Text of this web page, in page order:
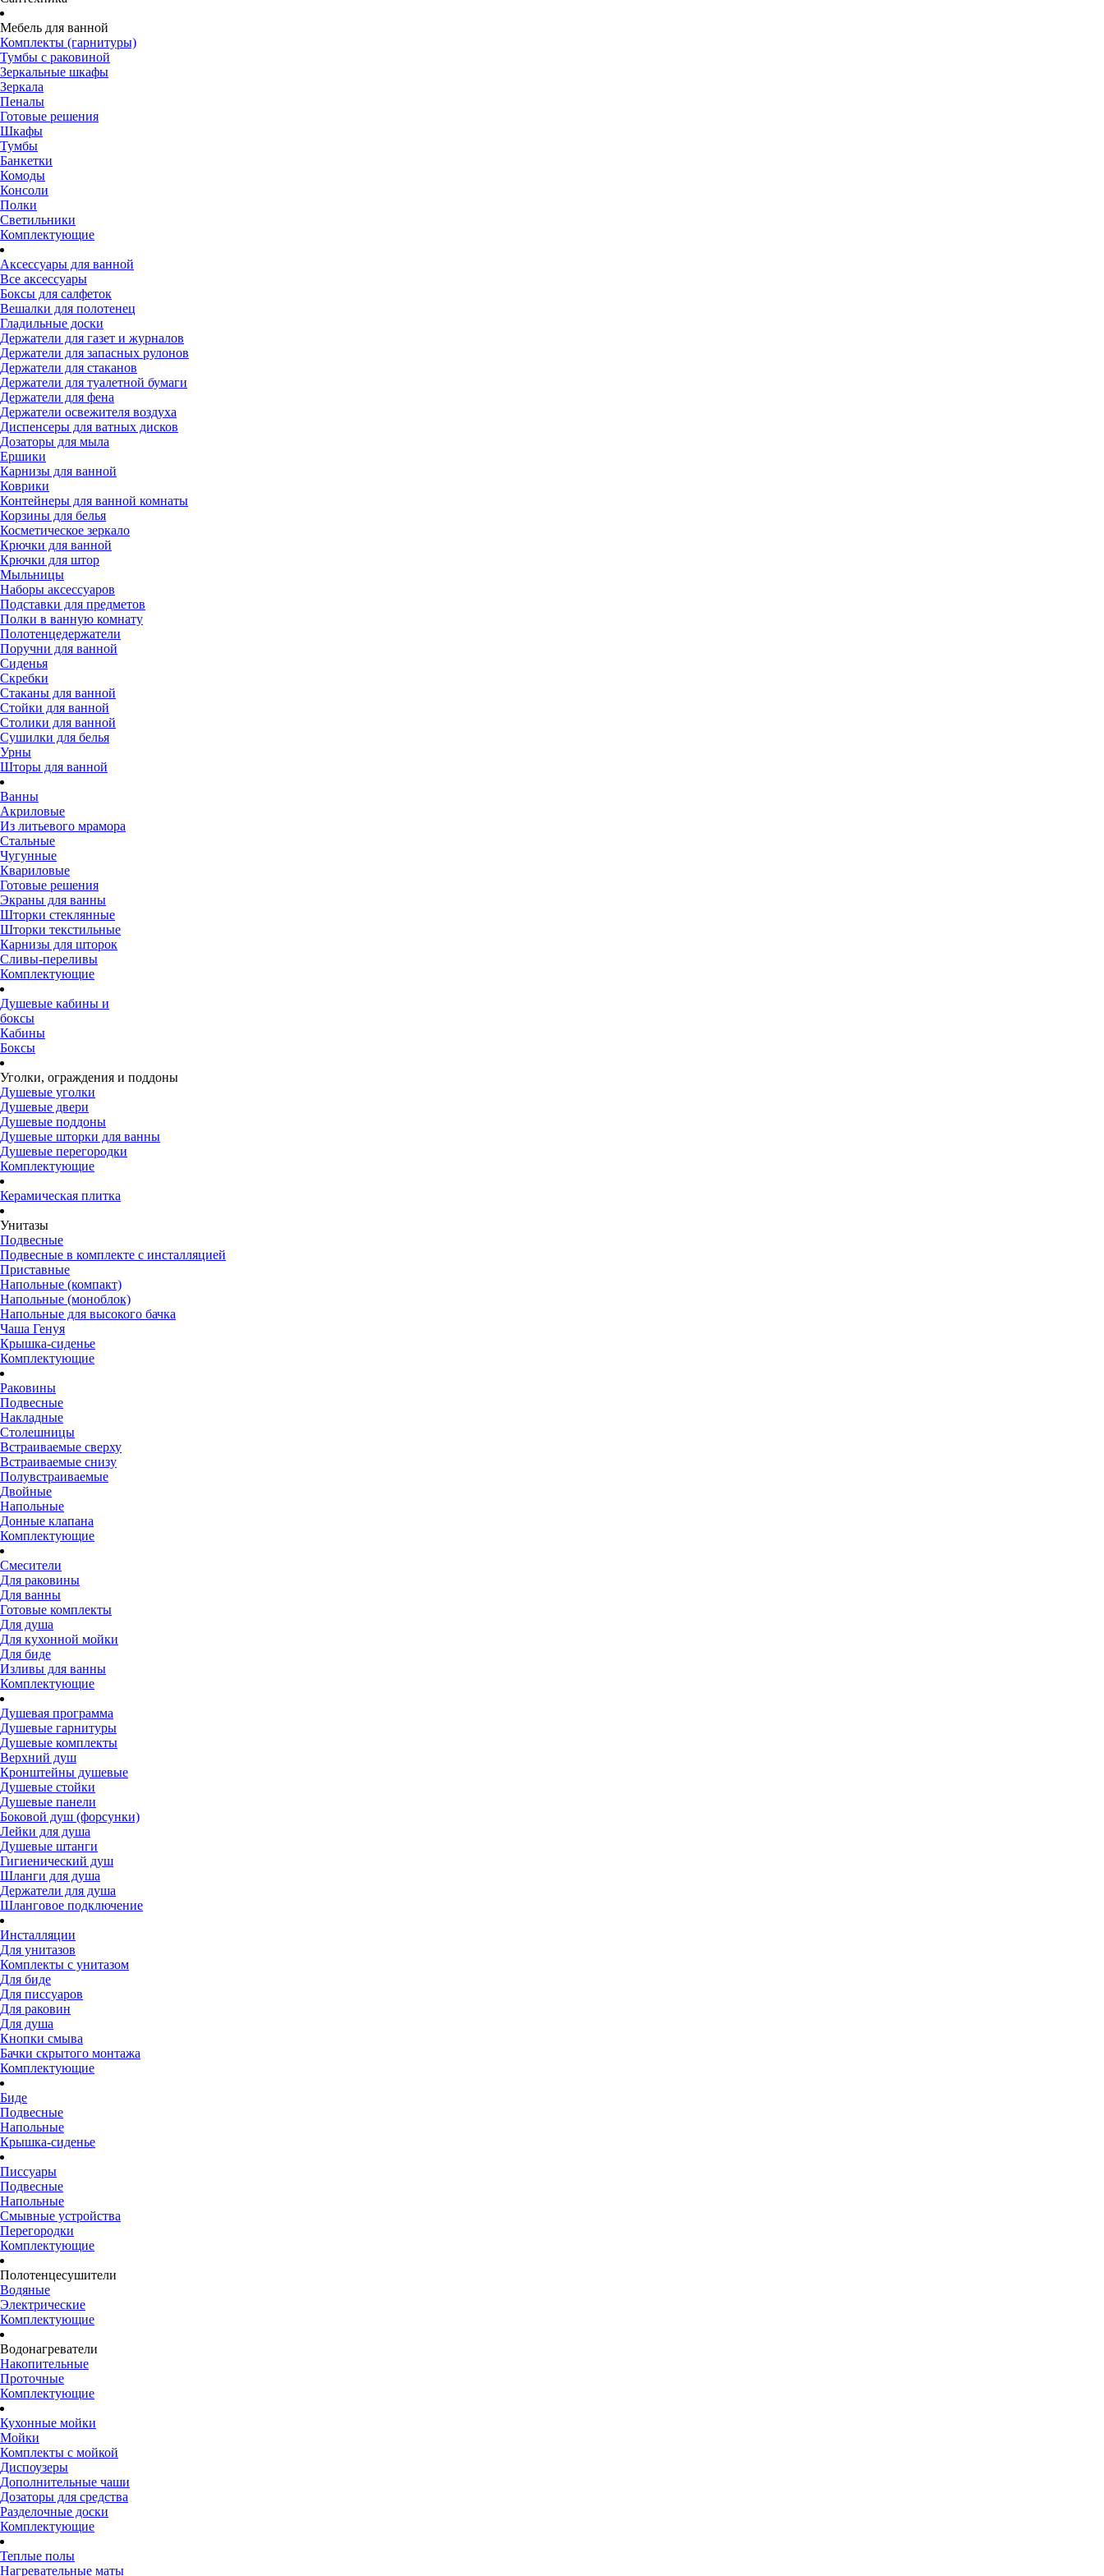
Мебель для ванной
Комплекты (гарнитуры)
Тумбы с раковиной
Зеркальные шкафы
Зеркала
Пеналы
Готовые решения
Шкафы
Тумбы
Банкетки
Комоды
Консоли
Полки
Светильники
Комплектующие
Аксессуары для ванной
Все аксессуары
Боксы для салфеток
Вешалки для полотенец
Гладильные доски
Держатели для газет и журналов
Держатели для запасных рулонов
Держатели для стаканов
Держатели для туалетной бумаги
Держатели для фена
Держатели освежителя воздуха
Диспенсеры для ватных дисков
Дозаторы для мыла
Ершики
Карнизы для ванной
Коврики
Контейнеры для ванной комнаты
Корзины для белья
Косметическое зеркало
Крючки для ванной
Крючки для штор
Мыльницы
Наборы аксессуаров
Подставки для предметов
Полки в ванную комнату
Полотенцедержатели
Поручни для ванной
Сиденья
Скребки
Стаканы для ванной
Стойки для ванной
Столики для ванной
Сушилки для белья
Урны
Шторы для ванной
Ванны
Акриловые
Из литьевого мрамора
Стальные
Чугунные
Квариловые
Готовые решения
Экраны для ванны
Шторки стеклянные
Шторки текстильные
Карнизы для шторок
Сливы-переливы
Комплектующие
Душевые кабины и
боксы
Кабины
Боксы
Уголки, ограждения и поддоны
Душевые уголки
Душевые двери
Душевые поддоны
Душевые шторки для ванны
Душевые перегородки
Комплектующие
Керамическая плитка
Унитазы
Подвесные
Подвесные в комплекте с инсталляцией
Приставные
Напольные (компакт)
Напольные (моноблок)
Напольные для высокого бачка
Чаша Генуя
Крышка-сиденье
Комплектующие
Раковины
Подвесные
Накладные
Столешницы
Встраиваемые сверху
Встраиваемые снизу
Полувстраиваемые
Двойные
Напольные
Донные клапана
Комплектующие
Смесители
Для раковины
Для ванны
Готовые комплекты
Для душа
Для кухонной мойки
Для биде
Изливы для ванны
Комплектующие
Душевая программа
Душевые гарнитуры
Душевые комплекты
Верхний душ
Кронштейны душевые
Душевые стойки
Душевые панели
Боковой душ (форсунки)
Лейки для душа
Душевые штанги
Гигиенический душ
Шланги для душа
Держатели для душа
Шланговое подключение
Инсталляции
Для унитазов
Комплекты с унитазом
Для биде
Для писсуаров
Для раковин
Для душа
Кнопки смыва
Бачки скрытого монтажа
Комплектующие
Биде
Подвесные
Напольные
Крышка-сиденье
Писсуары
Подвесные
Напольные
Смывные устройства
Перегородки
Комплектующие
Полотенцесушители
Водяные
Электрические
Комплектующие
Водонагреватели
Накопительные
Проточные
Комплектующие
Кухонные мойки
Мойки
Комплекты с мойкой
Диспоузеры
Дополнительные чаши
Дозаторы для средства
Разделочные доски
Комплектующие
Теплые полы
Нагревательные маты